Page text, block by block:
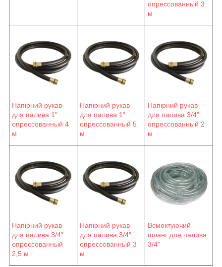
опрессованный 3
м
Напірний рукав
для палива 1"
опрессованный 4
м
Напірний рукав
для палива 1"
опрессованный 5
м
Напірний рукав
для палива 3/4"
опрессованный 2
м
Напірний рукав
для палива 3/4"
опрессованный
2,5 м
Напірний рукав
для палива 3/4"
опрессованный 3
м
Всмоктуючий
шланг для палива
3/4"